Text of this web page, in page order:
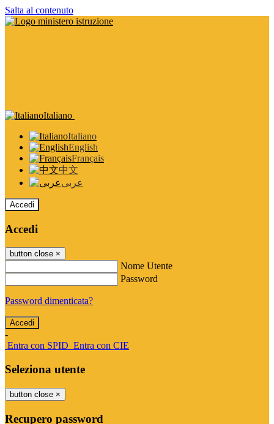
Salta al contenuto
Italiano
Italiano
English
Français
中文
عربى
Accedi
Accedi
button close ×
Nome Utente
Password
Password dimenticata?
-
Entra con SPID Entra con CIE
Seleziona utente
button close ×
Recupero password